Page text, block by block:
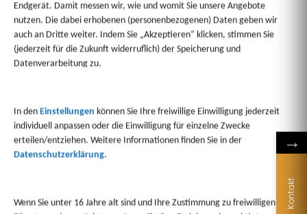
Endgerät. Damit messen wir, wie und womit Sie unsere Angebote
nutzen. Die dabei erhobenen (personenbezogenen) Daten geben wir
auch an Dritte weiter. Indem Sie „Akzeptieren“ klicken, stimmen Sie
(jederzeit für die Zukunft widerruflich) der Speicherung und
Datenverarbeitung zu.
In den Einstellungen können Sie Ihre freiwillige Einwilligung jederzeit
individuell anpassen oder die Einwilligung für einzelne Zwecke
erteilen/entziehen. Weitere Informationen finden Sie in der
Datenschutzerklärung.
Wenn Sie unter 16 Jahre alt sind und Ihre Zustimmung zu freiwilligen
→
Kontakt